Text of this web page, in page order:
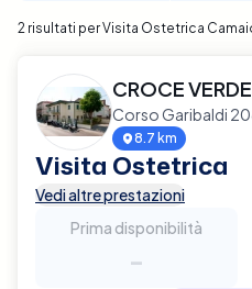
2 risultati per Visita Ostetrica
CROCE
Corso Garibaldi
8.7 km
Visita Ostetrica
Vedi altre prestazioni
Prima disponibilità
-